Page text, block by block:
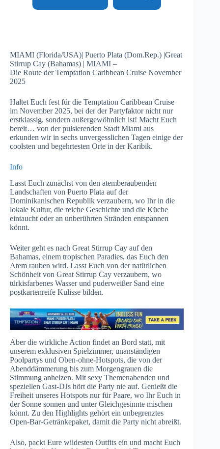
MIAMI (Florida/USA)| Puerto Plata (Dom.Rep.) |Great
Stirrup Cay (Bahamas) | MIAMI –
Die Route der Temptation Caribbean Cruise November
2025
Haltet Euch fest für die Temptation Caribbean Cruise
im November 2025, bei der der Partyfaktor nicht nur
erstklassig, sondern außergewöhnlich ist! Macht Euch
bereit… von der pulsierenden Stadt Miami aus
erkunden wir in sechs unvergesslichen Tagen einige der
coolsten und begehrtesten Orte in der Karibik.
Info
Lasst Euch zunächst von den atemberaubenden
Landschaften von Puerto Plata auf der
Dominikanischen Republik verzaubern, wo Ihr in die
lokale Kultur, die reiche Geschichte und die Küche
eintaucht oder an unberührten Stränden entspannen
könnt.
Weiter geht es nach Great Stirrup Cay auf den
Bahamas, einem tropischen Paradies, das Euch den
Atem rauben wird. Lasst Euch von der natürlichen
Schönheit von Great Stirrup Cay verzaubern, wo
türkisfarbenes Wasser und puderweißer Sand eine
postkartenreife Kulisse bilden.
Aber die wirkliche Action findet an Bord statt, mit
unserem exklusiven Spielzimmer, unanständigen
Poolpartys und Oben-ohne-Hotspots, die von der
Abenddämmerung bis zum Morgengrauen die
Stimmung anheizen. Mit sexy Themenabenden und
speziellen Gast-DJs hört die Party nie auf. Genießt die
Freiheit unseres Hotspots nur für Paare, wo Ihr Euch in
der Sonne sonnen und unter Gleichgesinnte mischen
könnt. Zu den Highlights gehört ein unbegrenztes
Open-Bar-Getränkepaket, damit die Party nicht abreißt.
Also, packt Eure wildesten Outfits ein und macht Euch